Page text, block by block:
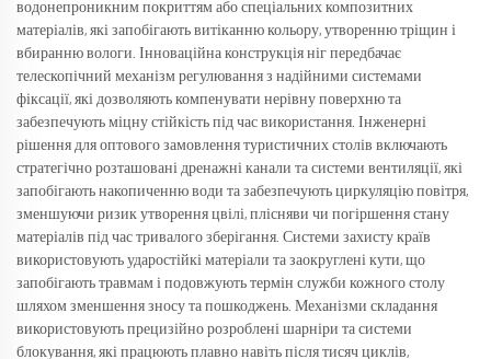
водонепроникним покриттям або спеціальних композитних
матеріалів, які запобігають витіканню кольору, утворенню тріщин і
вбиранню вологи. Інноваційна конструкція ніг передбачає
телескопічний механізм регулювання з надійними системами
фіксації, які дозволяють компенувати нерівну поверхню та
забезпечують міцну стійкість під час використання. Інженерні
рішення для оптового замовлення туристичних столів включають
стратегічно розташовані дренажні канали та системи вентиляції, які
запобігають накопиченню води та забезпечують циркуляцію повітря,
зменшуючи ризик утворення цвілі, плісняви чи погіршення стану
матеріалів під час тривалого зберігання. Системи захисту країв
використовують ударостійкі матеріали та заокруглені кути, що
запобігають травмам і подовжують термін служби кожного столу
шляхом зменшення зносу та пошкоджень. Механізми складання
використовують прецизійно розроблені шарніри та системи
блокування, які працюють плавно навіть після тисяч циклів,